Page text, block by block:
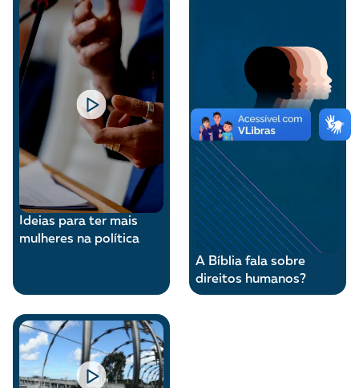
Ideias para ter mais
mulheres na política
A Bíblia fala sobre
direitos humanos?